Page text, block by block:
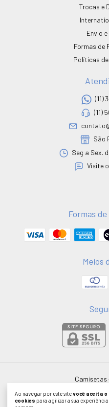
Ao navegar por este sitevocê aceita o
cookies para agilizar a sua
Trocas e
Envio
Formas de
Políticas
(11)
(11)
São
Seg a Sex.
Visite
Formas
Meios
Camisetas